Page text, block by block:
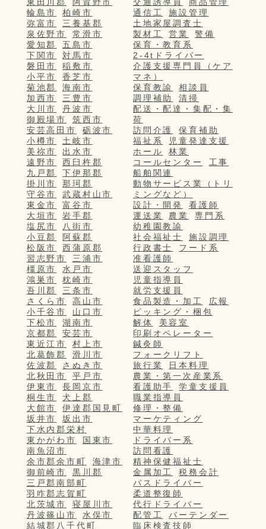
輪島市
柏崎市
弥富市
三養基郡
泉佐野市
常滑市
愛知郡
五島市
下関市
対馬市
磐田市
稲敷市
小平市
香芝市
菊池郡
海南市
加西市
三豊市
大川市
丹波市
御殿場市
筑西市
安芸高田市
砺波市
小樽市
土岐市
美祢市
出水市
遠野市
西臼杵郡
九戸郡
下伊那郡
掛川市
那珂郡
守谷市
武蔵村山市
東金市
富谷市
大垣市
岩手郡
塩尻市
八街市
小豆郡
阿蘇郡
松阪市
西蒲原郡
習志野市
三浦市
橿原市
水戸市
鴻巣市
枕崎市
吾川郡
三条市
さくら市
高山市
小千谷市
山口市
下松市
湖南市
京都郡
安芸市
東近江市
村上市
北葛飾郡
滑川市
佐波郡
さぬき市
北秋田市
平戸市
伊東市
長岡京市
桐生市
犬上郡
大館市
伊達郡国見町
坂井市
坂出市
下水内郡栄村
東かがわ市
国東市
南魚沼市
余市郡余市町
海津市
御前崎市
黒川郡
三戸郡南部町
羽咋郡志賀町
北茨城市
寝屋川市
丹波篠山市
水俣市
結城郡八千代町
通信工
施設管理
土地家屋調査士
製材工
営業
警備
保育・教育系
2-4tドライバー
介護支援専門員（ケア
マネ）
保育教諭
相談員
調理補助
清掃
配送・配達・集配・集
荷
訪問介護
保育補助
福祉系
児童発達支援
ホール
林業
コールセンター
工事
船舶関連
動物サービス業（トリ
ミングなど）
設計・開発
看護師
運送業
農業
専門系
幼稚園教諭
社会福祉士
施設調理
行政書士
フード系
准看護師
送迎スタッフ
児童指導員
就労支援員
食品製造・加工
広報
ピッキング・梱包
解体
美容室
印刷オペレーター
鍼灸師
フォークリフト
旅行業
日本料理
農業・第一次産業系
看護助手
学童支援員
職業指導員
修理・整備
マーケティング
中華料理
ドライバー系
訪問看護
精神保健福祉士
金属加工
税務会計
バスドライバー
柔道整復師
代行ドライバー
配管工
バーテンダー
臨床検査技師